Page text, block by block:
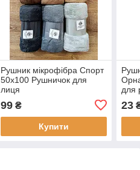
Рушник мікрофібра Спорт
50х100 Рушничок для
лиця
99₴
Купити
для
23